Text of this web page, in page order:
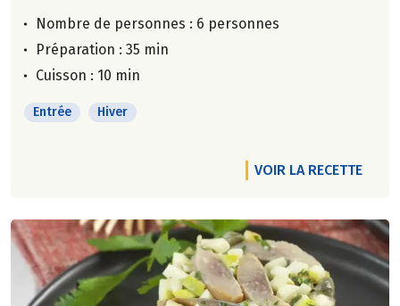
Nombre de personnes : 6 personnes
Préparation : 35 min
Cuisson : 10 min
Entrée Hiver
VOIR LA RECETTE